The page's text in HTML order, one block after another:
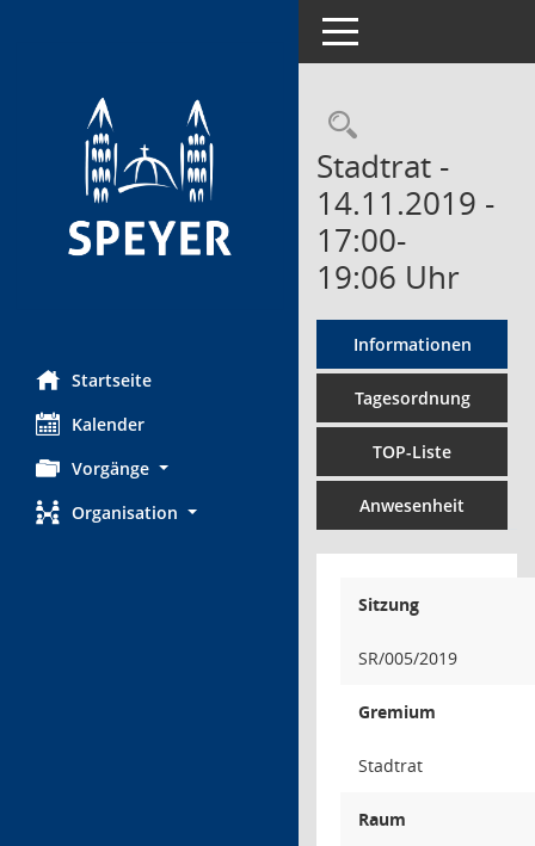
Startseite
Kalender
Vorgänge
Organisation
Toggle navigation
Stadtrat -
14.11.2019 -
17:00-
19:06 Uhr
Informationen
Tagesordnung
TOP-Liste
Anwesenheit
Sitzung
SR/005/2019
Gremium
Stadtrat
Raum